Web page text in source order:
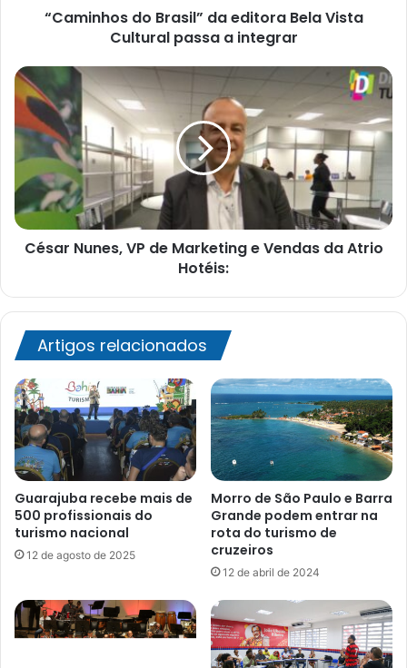
“Caminhos do Brasil” da editora Bela Vista
Cultural passa a integrar
César
Nunes,
VP
de
Marketing
Vendas
da
Atrio
Hotéis:
César Nunes, VP de Marketing e Vendas da Atrio
Hotéis:
Artigos relacionados
Guarajuba recebe mais de
500 profissionais do
turismo nacional
12 de agosto de 2025
Morro de São Paulo e Barra
Grande podem entrar na
rota do turismo de
cruzeiros
12 de abril de 2024